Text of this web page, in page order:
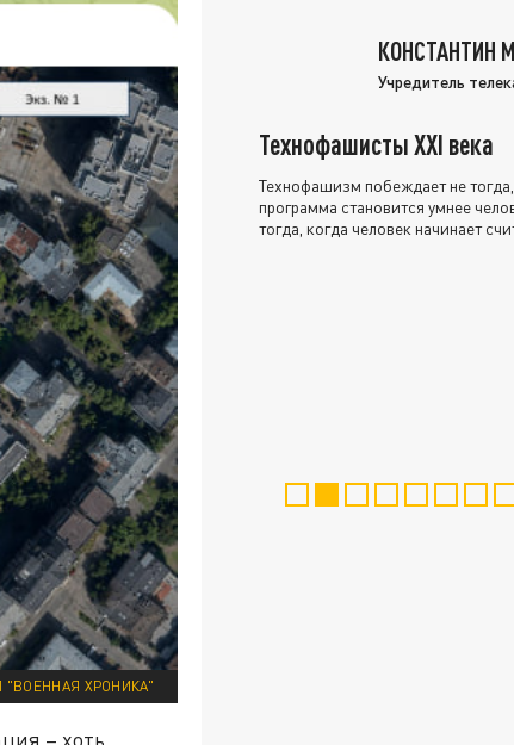
"ВОЕННАЯ ХРОНИКА"
– хоть
КОНСТАНТИН
Учредитель
Технофашисты XXI века
Технофашизм побеждает не
программа становится умнее
тогда, когда человек начинает